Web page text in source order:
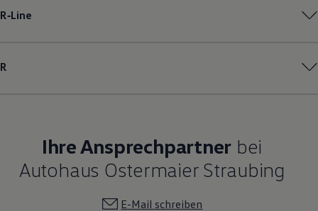
R‑Line
R
Ihre Ansprechpartner bei
Autohaus Ostermaier Straubing
E-Mail schreiben